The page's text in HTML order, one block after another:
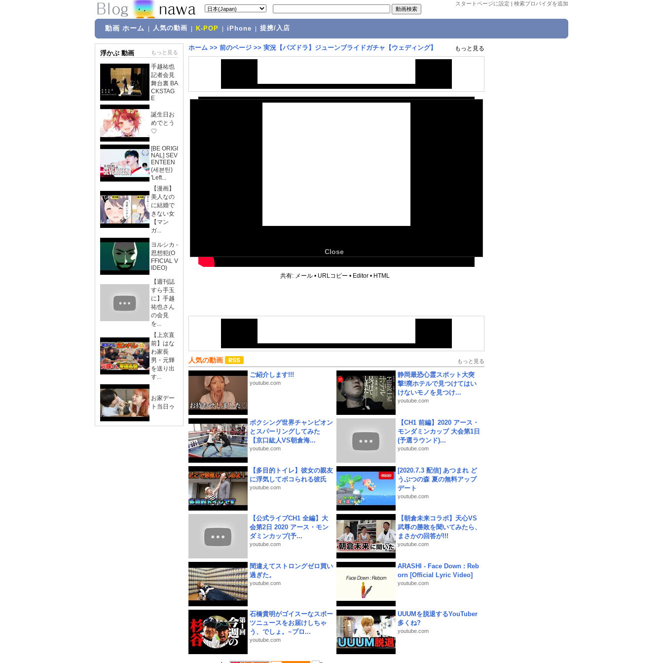
スタートページに設定 | 検索プロバイダを追加
動画 ホーム 人気の動画 K-POP iPhone 提携/入店
浮かぶ 動画 もっと見る
手越祐也
記者会見
舞台裏 BA
CKSTAG
E
誕生日お
めでとう
♡
[BE ORIGI
NAL] SEV
ENTEEN
(세븐틴)
'Left...
【漫画】
美人なの
に結婚で
きない女
【マン
ガ...
ヨルシカ -
思想犯(O
FFICIAL V
IDEO)
【週刊誌
すら手玉
に】手越
祐也さん
の会見
を...
【上京直
前】はな
わ家長
男・元輝
を送り出
す...
お家デー
ト当日ゥ
ホーム >> 前のページ >> 実況【パズドラ】ジューンブライドガチャ【ウェディング】 もっと見る
Close
共有: メール • URLコピー • Editor • HTML
人気の動画 もっと見る
ご紹介します!!!
youtube.com
静岡最恐心霊スポット大突
撃!廃ホテルで見つけてはい
けないモノを見つけ...
youtube.com
ボクシング世界チャンピオン
とスパーリングしてみた
【京口紘人VS朝倉海...
youtube.com
【CH1 前編】2020 アース・
モンダミンカップ 大会第1日
(予選ラウンド)...
youtube.com
【多目的トイレ】彼女の親友
に浮気してボコられる彼氏
youtube.com
[2020.7.3 配信] あつまれ ど
うぶつの森 夏の無料アップ
デート
youtube.com
【公式ライブCH1 全編】大
会第2日 2020 アース・モン
ダミンカップ(予...
youtube.com
【朝倉未来コラボ】天心VS
武尊の勝敗を聞いてみたら、
まさかの回答が!!!
youtube.com
間違えてストロングゼロ買い
過ぎた。
youtube.com
ARASHI - Face Down : Reb
orn [Official Lyric Video]
youtube.com
石橋貴明がゴイスーなスポー
ツニュースをお届けしちゃ
う、でしょ。~プロ...
youtube.com
UUUMを脱退するYouTuber
多くね?
youtube.com